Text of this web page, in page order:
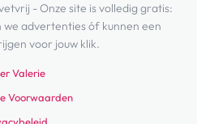
- Onze site is volledig gratis:
advertenties óf kunnen een
voor jouw klik.
Valerie
Voorwaarden